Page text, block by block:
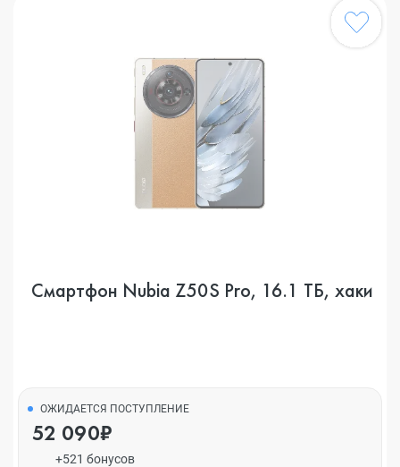
Смартфон Nubia Z50S Pro, 16.1 ТБ, хаки
ОЖИДАЕТСЯ ПОСТУПЛЕНИЕ
52 090₽
+521 бонусов